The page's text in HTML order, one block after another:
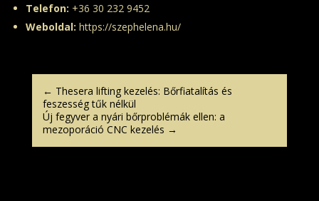
Telefon: +36 30 232 9452
Weboldal: https://szephelena.hu/
← Thesera lifting kezelés: Bőrfiatalítás és
feszesség tűk nélkül
Új fegyver a nyári bőrproblémák ellen: a
mezoporáció CNC kezelés →